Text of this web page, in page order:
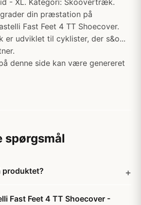
- XL. Kategori: Skoovertræk.
din præstation på
Fast Feet 4 TT Shoecover.
udviklet til cyklister, der s&o...
denne side kan være genereret
spørgsmål
produktet?
Fast Feet 4 TT Shoecover -